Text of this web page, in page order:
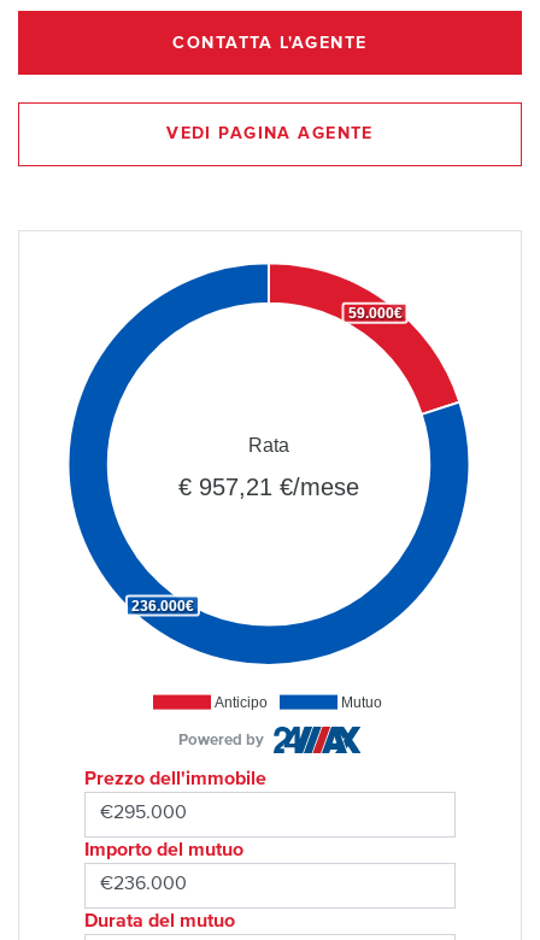
CONTATTA L'AGENTE
VEDI PAGINA AGENTE
Anticipo Mutuo
59.000€
236.000€
Rata
€ 957,21 €/mese
Powered by
Prezzo dell'immobile
Importo del mutuo
Durata del mutuo